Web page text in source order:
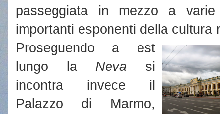
passeggiata in mezzo a
importanti esponenti della cultura
Proseguendo a est
lungo la Neva si
incontra invece il
Palazzo di Marmo,